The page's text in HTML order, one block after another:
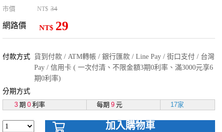
市價 NT$ 34
網路價 NT$ 29
付款方式 貨到付款 / ATM轉帳 / 銀行匯款 / Line Pay / 街口支付 / 台灣
Pay / 信用卡 ( 一次付清、不限金額3期0利率、滿3000元享6
期0利率)
分期方式
3 期 0 利率 每期 9 元 17家
加入購物車